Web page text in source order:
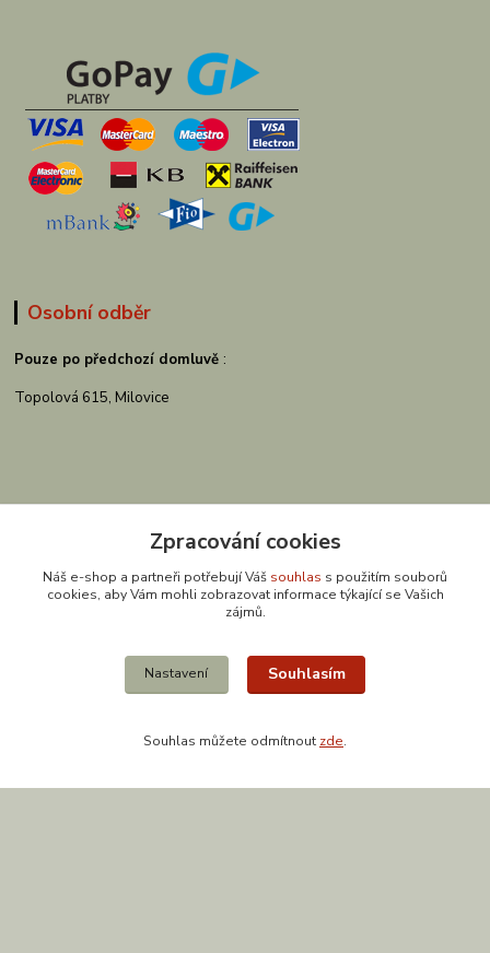
Osobní odběr
Pouze po předchozí domluvě :
Topolová 615, Milovice
608 867 477
Zpracování cookies
Náš e-shop a partneři potřebují Váš souhlas s použitím souborů
cookies, aby Vám mohli zobrazovat informace týkající se Vašich
zájmů.
Nastavení Souhlasím
Souhlas můžete odmítnout zde.